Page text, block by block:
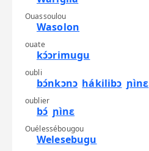
Ouassoulou
Wasolon
ouate
kɔ́ɔrimugu
oubli
bɔ́nkɔnɔ hákilibɔ ɲìnɛ
oublier
bɔ́ ɲìnɛ
Ouélessébougou
Welesebugu